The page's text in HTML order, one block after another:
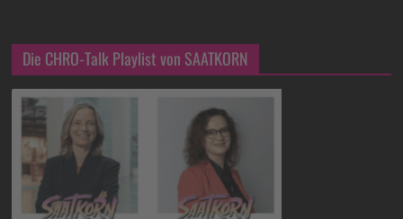
Die CHRO-Talk Playlist von SAATKORN